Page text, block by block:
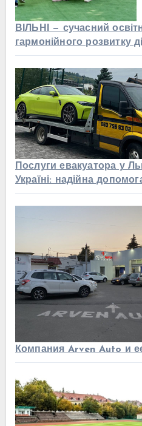
ВІЛЬНІ — сучасний
гармонійного розвитку
Послуги евакуатора у
Україні: надійна
Компания Arven Auto и